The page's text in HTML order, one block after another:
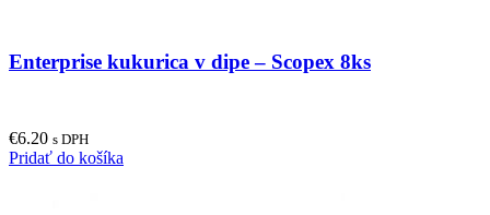
Enterprise kukurica v dipe – Scopex 8ks
€6.20 s DPH
Pridať do košíka